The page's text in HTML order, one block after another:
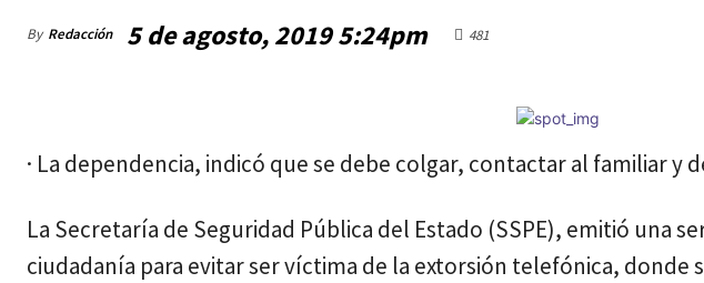
By Redacción 5 de agosto, 2019 5:24pm 481
· La dependencia, indicó que se debe colgar, contactar al familiar y
La Secretaría de Seguridad Pública del Estado (SSPE), emitió una
ciudadanía para evitar ser víctima de la extorsión telefónica, donde